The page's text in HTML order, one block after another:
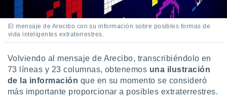
e
mediante
publicidad
publicidad
El mensaje de Arecibo con su información sobre posibles formas de
vida inteligentes extraterrestres.
Volviendo al mensaje de Arecibo, transcribiéndolo en
73 líneas y 23 columnas, obtenemos una ilustración
de la información que en su momento se consideró
más importante proporcionar a posibles extraterrestres.